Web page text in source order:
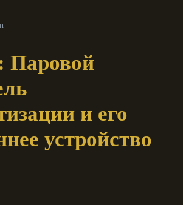
Паровой
и его
устройство